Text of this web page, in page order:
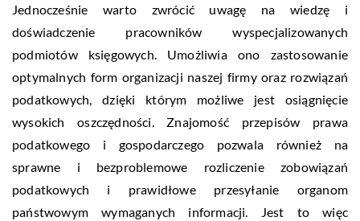
Jednocześnie warto zwrócić uwagę na wiedzę i
doświadczenie pracowników wyspecjalizowanych
podmiotów księgowych. Umożliwia ono zastosowanie
optymalnych form organizacji naszej firmy oraz rozwiązań
podatkowych, dzięki którym możliwe jest osiągnięcie
wysokich oszczędności. Znajomość przepisów prawa
podatkowego i gospodarczego pozwala również na
sprawne i bezproblemowe rozliczenie zobowiązań
podatkowych i prawidłowe przesyłanie organom
państwowym wymaganych informacji. Jest to więc